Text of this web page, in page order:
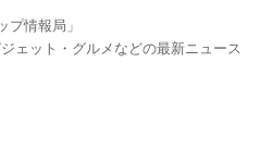
プ情報局」
ェット・グルメなどの最新ニュース